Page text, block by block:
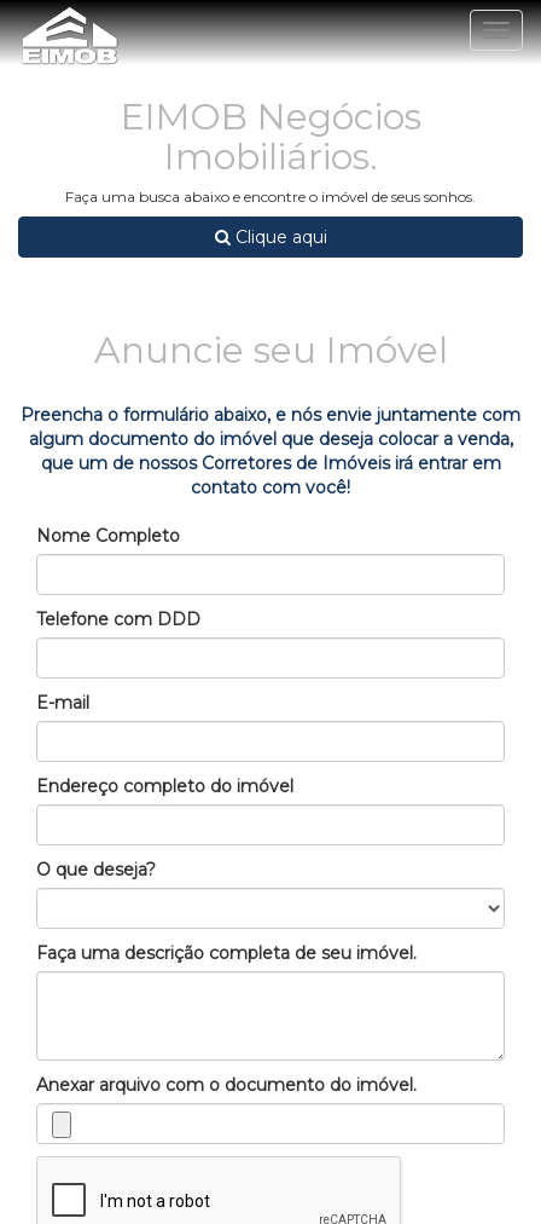
EIMOB Negócios
Imobiliários.
Faça uma busca abaixo e encontre o imóvel de seus sonhos.
Clique aqui
Anuncie seu Imóvel
Preencha o formulário abaixo, e nós envie juntamente com
algum documento do imóvel que deseja colocar a venda,
que um de nossos Corretores de Imóveis irá entrar em
contato com você!
Nome Completo
Telefone com DDD
E-mail
Endereço completo do imóvel
O que deseja?
Faça uma descrição completa de seu imóvel.
Anexar arquivo com o documento do imóvel.